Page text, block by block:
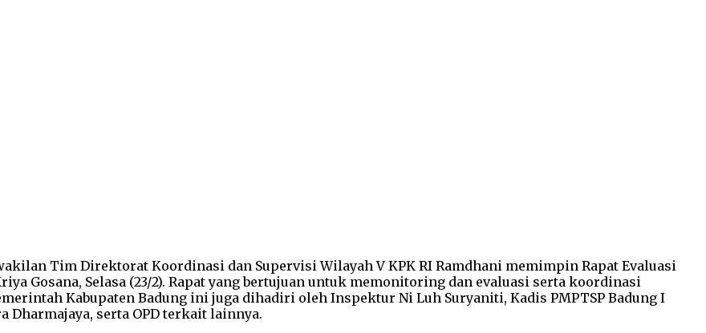
Tim Direktorat Koordinasi dan Supervisi Wilayah V KPK RI Ramdhani memimpin Rapat Evaluasi
Gosana, Selasa (23/2). Rapat yang bertujuan untuk memonitoring dan evaluasi serta koordinasi
Kabupaten Badung ini juga dihadiri oleh Inspektur Ni Luh Suryaniti, Kadis PMPTSP Badung I
Dharmajaya, serta OPD terkait lainnya.